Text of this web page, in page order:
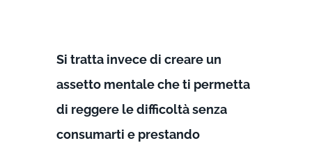
Si tratta invece di creare un
assetto mentale che ti permetta
di reggere le difficoltà senza
consumarti e prestando